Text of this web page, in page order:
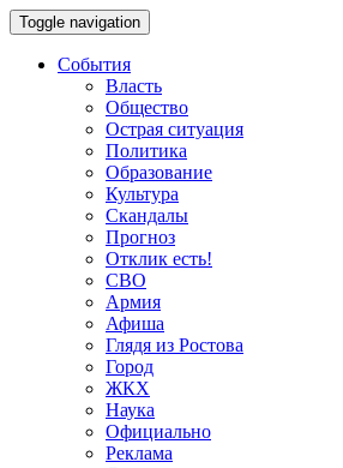
Toggle navigation
События
Власть
Общество
Острая ситуация
Политика
Образование
Культура
Скандалы
Прогноз
Отклик есть!
СВО
Армия
Афиша
Глядя из Ростова
Город
ЖКХ
Наука
Официально
Реклама